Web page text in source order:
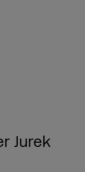
Jurek